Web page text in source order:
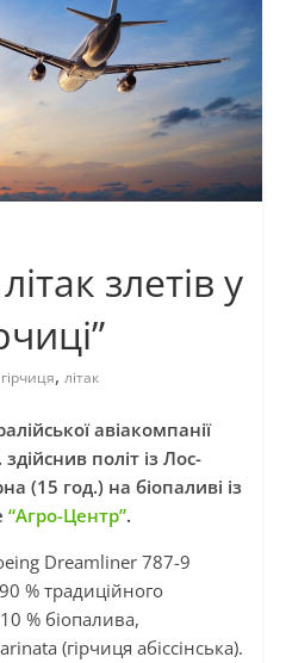
злетів у
гірчиця, літак
авіакомпанії
політ із Лос-
(15 год.) на біопаливі із
“Агро-Центр”.
Dreamliner 787-9
% традиційного
% біопалива,
(гірчиця абіссінська).